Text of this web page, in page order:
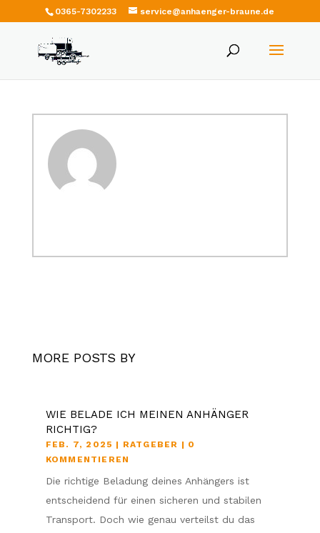
0365-7302233 service@anhaenger-braune.de
MORE POSTS BY
WIE BELADE ICH MEINEN ANHÄNGER
RICHTIG?
FEB. 7, 2025 | RATGEBER | 0
KOMMENTIEREN
Die richtige Beladung deines Anhängers ist
entscheidend für einen sicheren und stabilen
Transport. Doch wie genau verteilst du das